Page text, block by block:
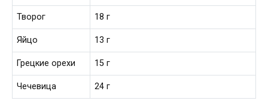
Творог 18 г
Яйцо 13 г
Грецкие орехи 15 г
Чечевица 24 г